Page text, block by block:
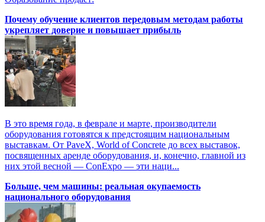
Почему обучение клиентов передовым методам работы
укрепляет доверие и повышает прибыль
В это время года, в феврале и марте, производители
оборудования готовятся к предстоящим национальным
выставкам. От PaveX, World of Concrete до всех выставок,
посвященных аренде оборудования, и, конечно, главной из
них этой весной — ConExpo — эти наци...
Больше, чем машины: реальная окупаемость
национального оборудования